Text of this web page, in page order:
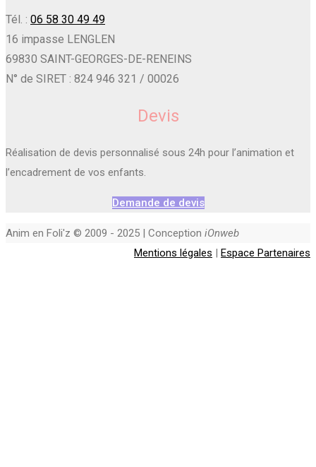
Tél. : 06 58 30 49 49
16 impasse LENGLEN
69830 SAINT-GEORGES-DE-RENEINS
N° de SIRET : 824 946 321 / 00026
Devis
Réalisation de devis personnalisé sous 24h pour l’animation et
l’encadrement de vos enfants.
Demande de devis
Anim en Foli'z © 2009 - 2025 | Conception iOnweb
Mentions légales | Espace Partenaires